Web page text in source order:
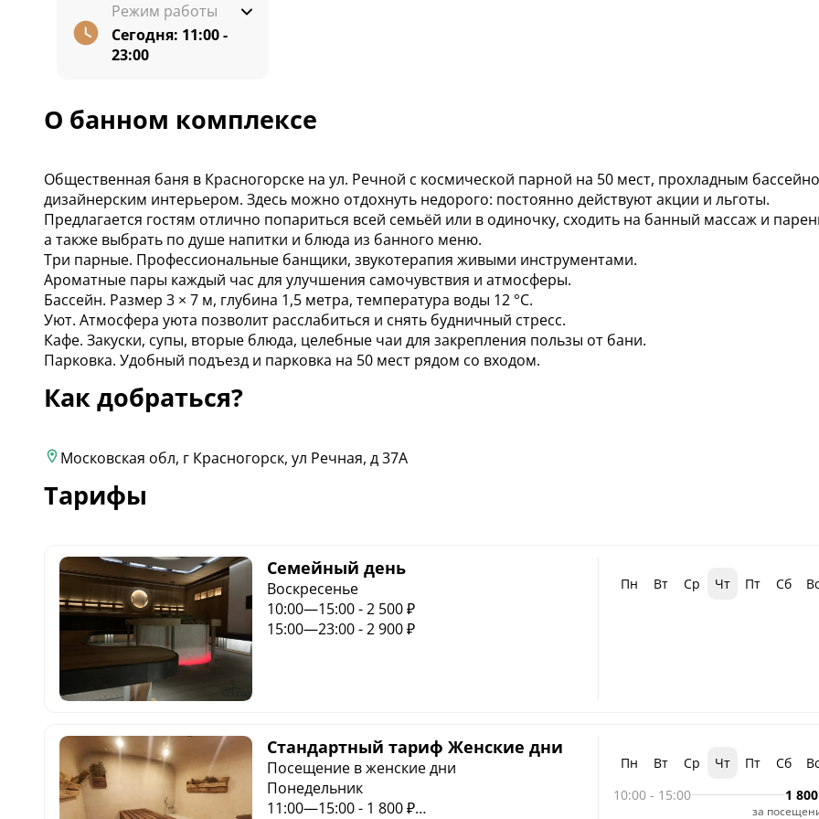
Режим работы
Сегодня: 11:00 -
23:00
О банном комплексе
Общественная баня в Красногорске на ул. Речной с космической парной на 50 мест, прохладным
дизайнерским интерьером. ‌‌Здесь можно отдохнуть недорого: постоянно действуют акции и льготы.
‌Предлагается гостям отлично попариться всей семьёй или в одиночку, сходить на банный массаж и
а также выбрать по душе напитки и блюда из банного меню.
Три парные. Профессиональные банщики, звукотерапия живыми инструментами.
Ароматные пары каждый час для улучшения самочувствия и атмосферы.
Бассейн. Размер 3 × 7 м, глубина 1,5 метра, температура воды 12 °С.
Уют. Атмосфера уюта позволит расслабиться и снять будничный стресс.
Кафе. Закуски, супы, вторые блюда, целебные чаи для закрепления пользы от бани.
Парковка. Удобный подъезд и парковка на 50 мест рядом со входом.
Как добраться?
Московская обл, г Красногорск, ул Речная, д 37А
Тарифы
Семейный день
Воскресенье
10:00—15:00 - 2 500 ₽
15:00—23:00 - 2 900 ₽
Пн Вт Ср Чт Пт Сб
Стандартный тариф Женские дни
Посещение в женские дни
Понедельник
11:00—15:00 - 1 800 ₽
Пн Вт Ср Чт Пт Сб
10:00 - 15:00 1 800
за